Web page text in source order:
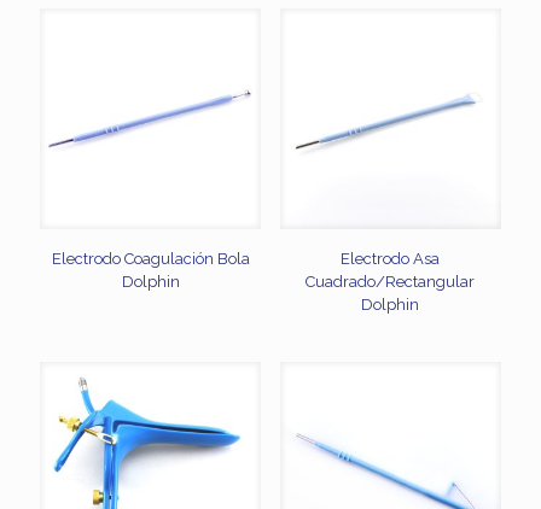
Electrodo Coagulación Bola
Dolphin
Electrodo Asa
Cuadrado/Rectangular
Dolphin